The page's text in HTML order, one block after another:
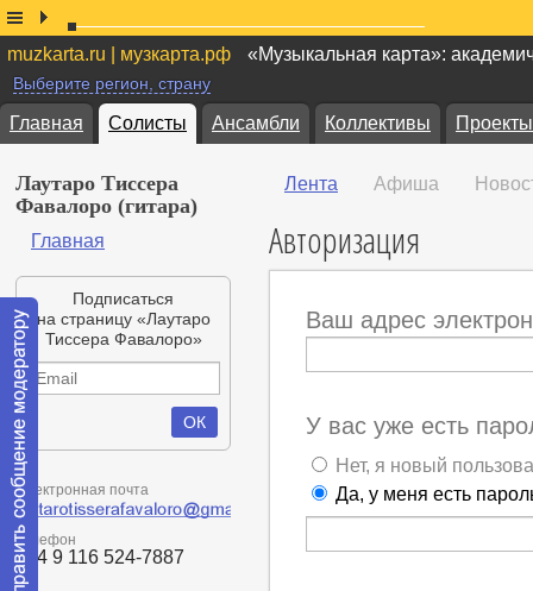
muzkarta.ru | музкарта.рф «Музыкальная карта»:
Выберите регион, страну
Главная Солисты Ансамбли Коллективы Проекты
Лаутаро Тиссера
Фавалоро (гитара)
Главная
Подписаться
на страницу «Лаутаро
Тиссера Фавалоро»
Электронная почта
Телефон
+54 9 116 524-7887
Лента Афиша
Авторизация
Ваш адрес
У вас уже есть
Нет, я новый
Да, у меня есть